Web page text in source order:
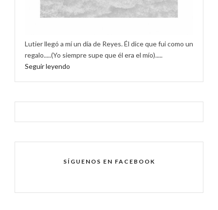
Lutier llegó a mí un día de Reyes. Él dice que fui como un
regalo.....(Yo siempre supe que él era el mío).....
Seguir leyendo
SÍGUENOS EN FACEBOOK